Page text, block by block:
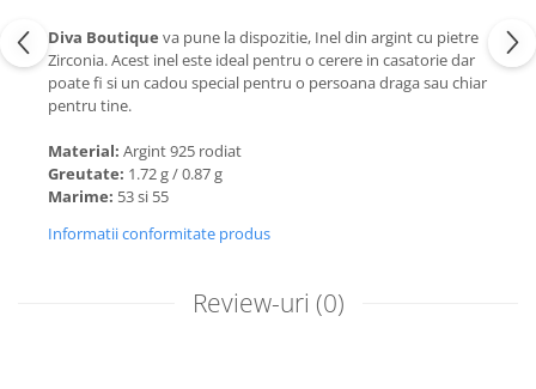
Diva Boutique va pune la dispozitie, Inel din argint cu pietre
Zirconia. Acest inel este ideal pentru o cerere in casatorie dar
poate fi si un cadou special pentru o persoana draga sau chiar
pentru tine.
Material: Argint 925 rodiat
Greutate: 1.72 g / 0.87 g
Marime: 53 si 55
Informatii conformitate produs
Review-uri (0)